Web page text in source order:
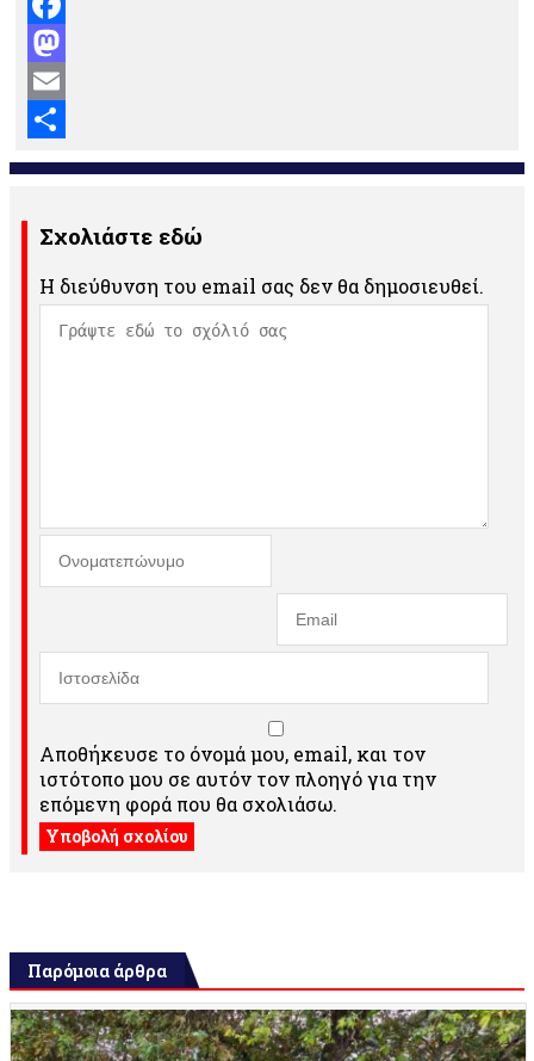
Facebook
Mastodon
Email
Μοιραστείτε
Σχολιάστε εδώ
Η διεύθυνση του email σας δεν θα δημοσιευθεί.
Αποθήκευσε το όνομά μου, email, και τον
ιστότοπο μου σε αυτόν τον πλοηγό για την
επόμενη φορά που θα σχολιάσω.
Παρόμοια άρθρα